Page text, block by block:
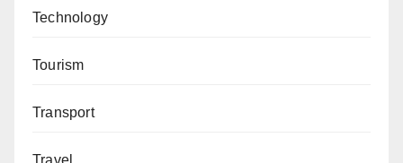
Technology
Tourism
Transport
Travel